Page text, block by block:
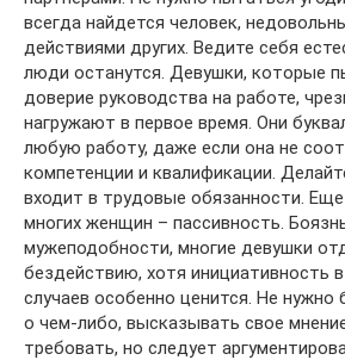
всегда найдется человек,
действиями других. Ведите себя
люди останутся. Девушки, которые
доверие руководства на работе,
нагружают в первое время. Они
любую работу, даже если она не
компетенции и квалификации.
входит в трудовые обязанности.
многих женщин – пассивность.
мужеподобности, многие девушки
бездействию, хотя инициативность
случаев особенно ценится. Не нужно
о чем-либо, высказывать свое
требовать, но следует